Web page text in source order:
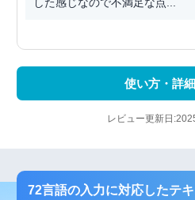
した感じなので不満足な点...
使い方・詳
レビュー更新日
72言語の入力に対応したテ